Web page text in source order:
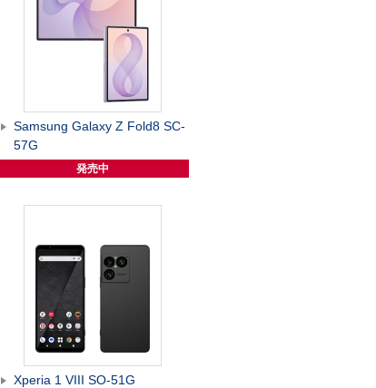
Samsung Galaxy Z Fold8 SC-
57G
発売中
Xperia 1 VIII SO-51G